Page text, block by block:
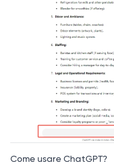
Come usare ChatGPT?